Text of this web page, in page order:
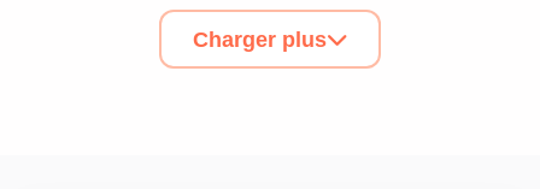
Charger plus